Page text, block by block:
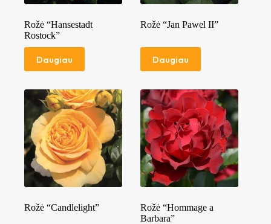
Rožė “Hansestadt
Rostock”
Daugiau
Rožė “Jan Pawel II”
Daugiau
Rožė “Candlelight”
Rožė “Hommage a
Barbara”